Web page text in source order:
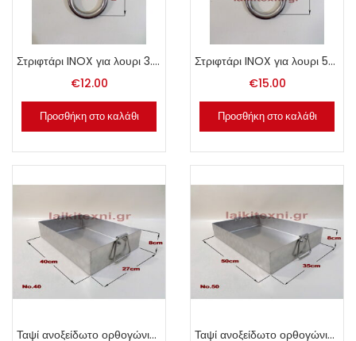
Στριφτάρι INOX για λουρι 3.5cm.
€12.00
Προσθήκη στο καλάθι
Στριφτάρι INOX για λουρι 5cm.
€15.00
Προσθήκη στο καλάθι
Ταψί ανοξείδωτο ορθογώνιο Νο. 40.
Ταψί ανοξείδωτο ορθογώνιο Νο. 50.